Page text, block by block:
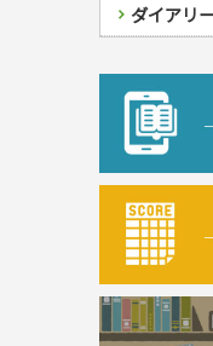
ケア
介護
司法
行政
FP
衛生
建築・
電気
調理師
スキ
危険
消防
その
国内旅
散歩
地理・
歴史
文庫
成美
ダイアリ
プラ